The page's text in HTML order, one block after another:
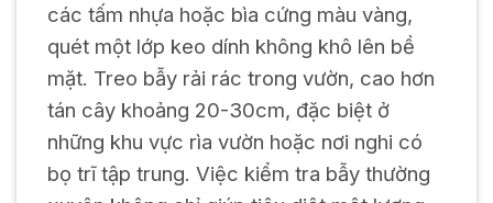
các tấm nhựa hoặc bìa cứng màu vàng,
quét một lớp keo dính không khô lên bề
mặt. Treo bẫy rải rác trong vườn, cao hơn
tán cây khoảng 20-30cm, đặc biệt ở
những khu vực rìa vườn hoặc nơi nghi có
bọ trĩ tập trung. Việc kiểm tra bẫy thường